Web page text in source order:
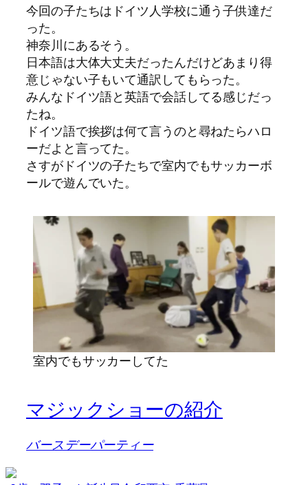
今回の子たちはドイツ人学校に通う子供達だ
った。
神奈川にあるそう。
日本語は大体大丈夫だったんだけどあまり得
意じゃない子もいて通訳してもらった。
みんなドイツ語と英語で会話してる感じだっ
たね。
ドイツ語で挨拶は何て言うのと尋ねたらハロ
ーだよと言ってた。
さすがドイツの子たちで室内でもサッカーボ
ールで遊んでいた。
室内でもサッカーしてた
マジックショーの紹介
バースデーパーティー